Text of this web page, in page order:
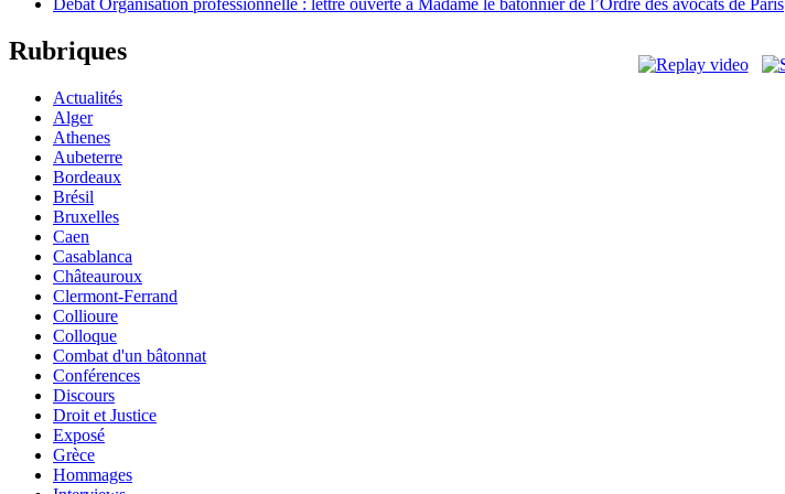
Rubriques
Actualités
Alger
Athenes
Aubeterre
Bordeaux
Brésil
Bruxelles
Caen
Casablanca
Châteauroux
Clermont-Ferrand
Collioure
Colloque
Combat d'un bâtonnat
Conférences
Discours
Droit et Justice
Exposé
Grèce
Hommages